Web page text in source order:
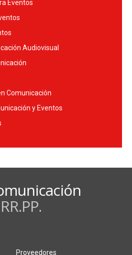
Eventos
Audiovisual
Comunicación
y Eventos
Proveedores